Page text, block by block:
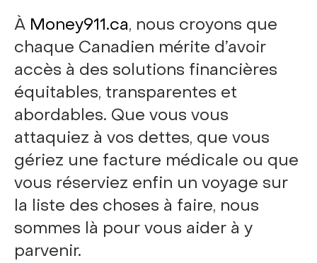
À Money911.ca, nous croyons que
chaque Canadien mérite d’avoir
accès à des solutions financières
équitables, transparentes et
abordables. Que vous vous
attaquiez à vos dettes, que vous
gériez une facture médicale ou que
vous réserviez enfin un voyage sur
la liste des choses à faire, nous
sommes là pour vous aider à y
parvenir.